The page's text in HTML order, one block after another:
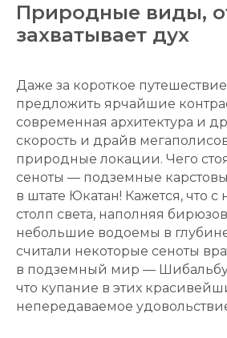
Природные виды,
захватывает дух
Даже за короткое
предложить ярчайшие
современная архитектура и
скорость и драйв
природные локации. Чего
сеноты — подземные
в штате Юкатан! Кажется, что с
столп света, наполняя
небольшие водоемы в
считали некоторые сеноты
в подземный мир —
что купание в этих
непередаваемое